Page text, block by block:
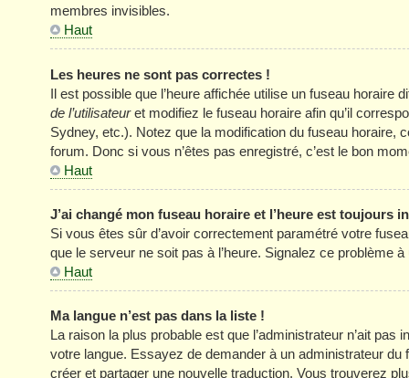
membres invisibles.
Haut
Les heures ne sont pas correctes !
Il est possible que l’heure affichée utilise un fuseau
de l’utilisateuret modifiez le fuseau horaire afin qu’il
Sydney, etc.). Notez que la modification du fuseau horaire,
forum. Donc si vous n’êtes pas enregistré, c’est le bon
Haut
J’ai changé mon fuseau horaire et l’heure est toujours
Si vous êtes sûr d’avoir correctement paramétré votre
que le serveur ne soit pas à l’heure. Signalez ce problème
Haut
Ma langue n’est pas dans la liste !
La raison la plus probable est que l’administrateur n’ait
votre langue. Essayez de demander à un administrateur du
créer et partager une nouvelle traduction. Vous trouverez